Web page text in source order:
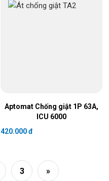
Aptomat Chống giật 1P 63A,
ICU 6000
420.000 đ
3 »